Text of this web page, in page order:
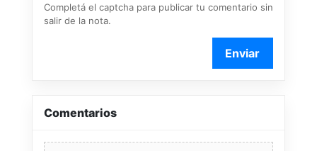
Completá el captcha para publicar tu comentario sin
salir de la nota.
Enviar
Comentarios